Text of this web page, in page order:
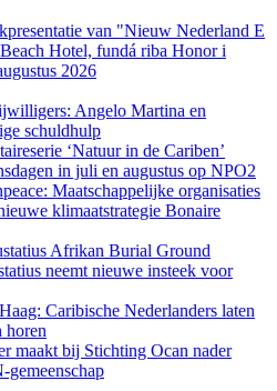
van "Nieuw Nederland E
Hotel, fundá riba Honor i
2026
Angelo Martina en
schuldhulp
‘Natuur in de Cariben’
in juli en augustus op NPO2
Maatschappelijke organisaties
klimaatstrategie Bonaire
Afrikan Burial Ground
neemt nieuwe insteek voor
Caribische Nederlanders laten
horen
maakt bij Stichting Ocan nader
gemeenschap